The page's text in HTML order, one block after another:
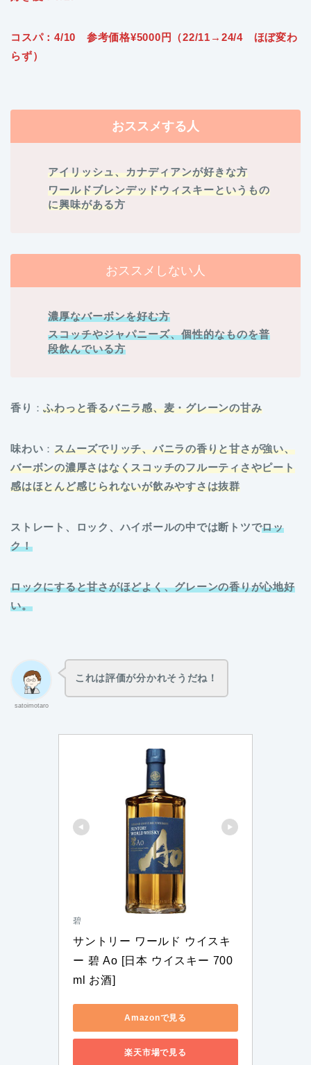
コスパ：4/10 参考価格¥5000円（22/11→24/4 ほぼ変わ
らず）
おススメする人
アイリッシュ、カナディアンが好きな方
ワールドブレンデッドウィスキーというもの
に興味がある方
おススメしない人
濃厚なバーボンを好む方
スコッチやジャパニーズ、個性的なものを普
段飲んでいる方
香り ：ふわっと香るバニラ感、麦・グレーンの甘み
味わい ：スムーズでリッチ、バニラの香りと甘さが強い、
バーボンの濃厚さはなくスコッチのフルーティさやピート
感はほとんど感じられないが飲みやすさは抜群
ストレート、ロック、ハイボールの中では断トツでロッ
ク！
ロックにすると甘さがほどよく、グレーンの香りが心地好
い。
satoimotaro
これは評価が分かれそうだね！
碧
サントリー ワールド ウイスキ
ー 碧 Ao [日本 ウイスキー 700
ml お酒]
Amazonで見る
楽天市場で見る